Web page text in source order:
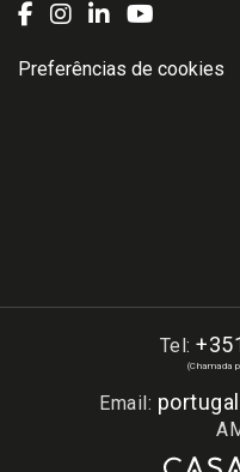
Preferências de cookies
Tel:
(Chamada
Email: